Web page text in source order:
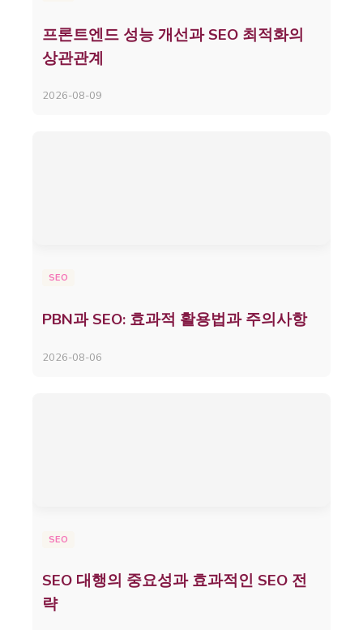
프론트엔드 성능 개선과 SEO 최적화의
상관관계
2026-08-09
SEO
PBN과 SEO: 효과적 활용법과 주의사항
2026-08-06
SEO
SEO 대행의 중요성과 효과적인 SEO 전
략